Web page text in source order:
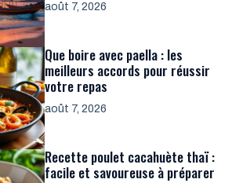
août 7, 2026
Que boire avec paella : les
meilleurs accords pour réussir
votre repas
août 7, 2026
Recette poulet cacahuète thaï :
facile et savoureuse à préparer